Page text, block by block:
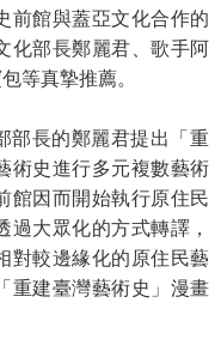
前館與蓋亞文化合作的
化部長鄭麗君、歌手阿
等真摯推薦。
部長的鄭麗君提出「重
術史進行多元複數藝術
館因而開始執行原住民
大眾化的方式轉譯，
對較邊緣化的原住民藝
重建臺灣藝術史」漫畫